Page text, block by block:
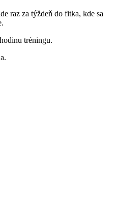
raz za týždeň do fitka, kde sa
tréningu.